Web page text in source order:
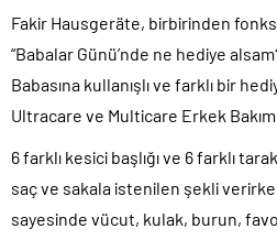
Fakir Hausgeräte, birbirinden
“Babalar Günü’nde ne hediye
Babasına kullanışlı ve farklı bir
Ultracare ve Multicare Erkek
6 farklı kesici başlığı ve 6 farklı
saç ve sakala istenilen şekli
sayesinde vücut, kulak, burun,